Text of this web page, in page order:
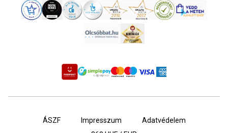
ÁSZF Impresszum
Adatvédelem